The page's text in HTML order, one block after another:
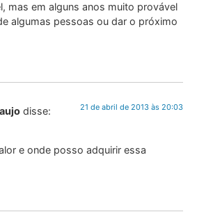
mas em alguns anos muito provável
algumas pessoas ou dar o próximo
disse: 21 de abril de 2013 às 20:03
e onde posso adquirir essa